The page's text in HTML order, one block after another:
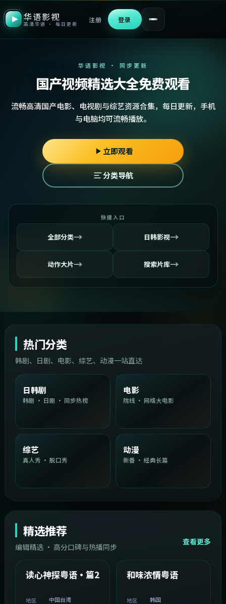
华语影视
高清华语 · 每日更新
注册 登录
华语影视 · 同步更新
国产视频精选大全免费观看
流畅高清国产电影、电视剧与综艺资源合集，每日更新，手机
与电脑均可流畅播放。
立即观看
分类导航
快捷入口
全部分类→ 日韩影视→
动作大片→ 搜索片库→
热门分类
韩剧、日剧、电影、综艺、动漫一站直达
日韩剧
韩剧 · 日剧 · 同步热榜
电影
院线 · 网络大电影
综艺
真人秀 · 脱口秀
动漫
新番 · 经典长篇
精选推荐
编辑精选 · 高分口碑与热播同步
查看更多
精选
中国台湾 1:54:36
读心神探粤语·篇2
地区 中国台湾
精选
2:08:51
和味浓情粤语
地区 韩国